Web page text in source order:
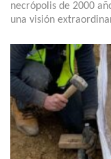
necrópolis de 2000
una visión